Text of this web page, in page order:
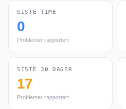
SISTE TIME
0
Problemer rapportert
SISTE 30 DAGER
17
Problemer rapportert